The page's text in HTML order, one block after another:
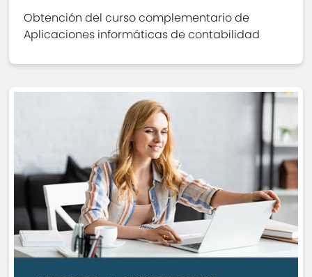
Obtención del curso complementario de
Aplicaciones informáticas de contabilidad